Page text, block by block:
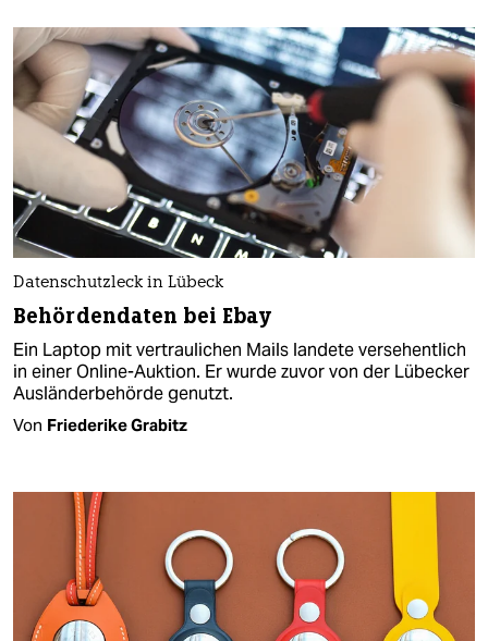
Datenschutzleck in Lübeck
Behördendaten bei Ebay
Ein Laptop mit vertraulichen Mails landete versehentlich
in einer Online-Auktion. Er wurde zuvor von der Lübecker
Ausländerbehörde genutzt.
Von Friederike Grabitz